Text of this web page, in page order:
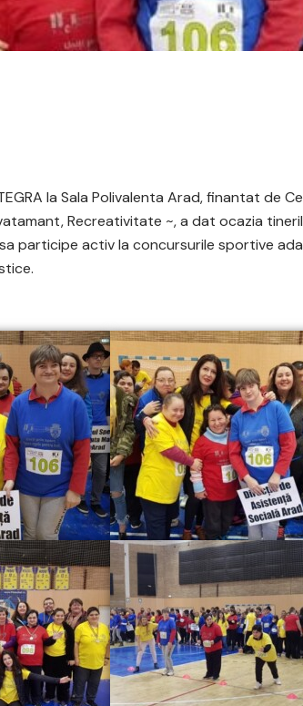
la Sala Polivalenta Arad, finantat de
Recreativitate ~, a dat ocazia
participe activ la concursurile sportive